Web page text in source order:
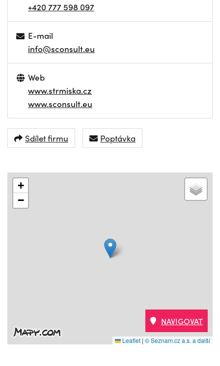
+420 777 598 097
E-mail
info@sconsult.eu
Web
www.strmiska.cz
www.sconsult.eu
Sdílet firmu Poptávka
+
−
Leaflet | © Seznam.cz a.s. a další
NAVIGOVAT